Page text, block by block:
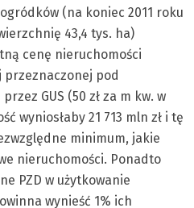
(na koniec 2011 roku
43,4 tys. ha)
cenę nieruchomości
pod
GUS (50 zł za m kw. w
wyniosłaby 21 713 mln zł i tę
minimum, jakie
nieruchomości. Ponadto
PZD w użytkowanie
wynieść 1% ich